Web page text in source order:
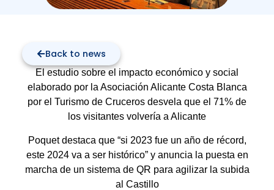
Back to news
El estudio sobre el impacto económico y social
elaborado por la Asociación Alicante Costa Blanca
por el Turismo de Cruceros desvela que el 71% de
los visitantes volvería a Alicante
Poquet destaca que “si 2023 fue un año de récord,
este 2024 va a ser histórico” y anuncia la puesta en
marcha de un sistema de QR para agilizar la subida
al Castillo